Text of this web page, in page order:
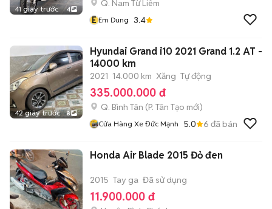
41 giây trước 4
Q. Nam Từ Liêm
E Em Dung 3.4
42 giây trước 8
Hyundai Grand i10 2021 Grand 1.2 AT -
14000 km
2021 14.000 km Xăng Tự động
335.000.000 đ
Q. Bình Tân (P. Tân Tạo mới)
Cửa Hàng Xe Đức Mạnh 5.0 6 đã bán
Honda Air Blade 2015 Đỏ đen
2015 Tay ga Đã sử dụng
11.900.000 đ